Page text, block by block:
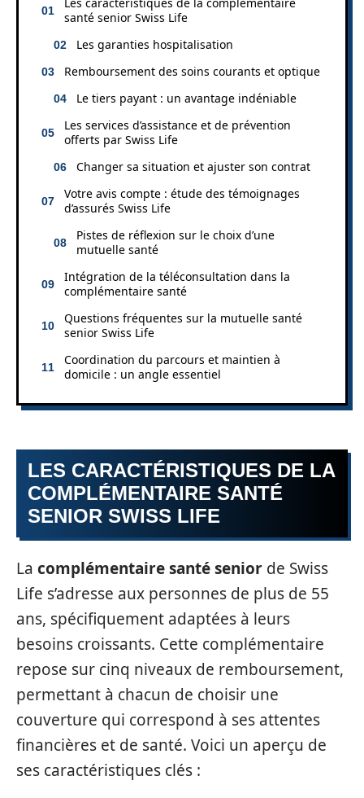
santé senior Swiss Life
Les garanties hospitalisation
Remboursement des soins courants et optique
Le tiers payant : un avantage indéniable
Les services d’assistance et de prévention
offerts par Swiss Life
Changer sa situation et ajuster son contrat
Votre avis compte : étude des témoignages
d’assurés Swiss Life
Pistes de réflexion sur le choix d’une
mutuelle santé
Intégration de la téléconsultation dans la
complémentaire santé
Questions fréquentes sur la mutuelle santé
senior Swiss Life
Coordination du parcours et maintien à
domicile : un angle essentiel
LES CARACTÉRISTIQUES DE LA
COMPLÉMENTAIRE SANTÉ
SENIOR SWISS LIFE
La complémentaire santé senior de Swiss
Life s’adresse aux personnes de plus de 55
ans, spécifiquement adaptées à leurs
besoins croissants. Cette complémentaire
repose sur cinq niveaux de remboursement,
permettant à chacun de choisir une
couverture qui correspond à ses attentes
financières et de santé. Voici un aperçu de
ses caractéristiques clés :